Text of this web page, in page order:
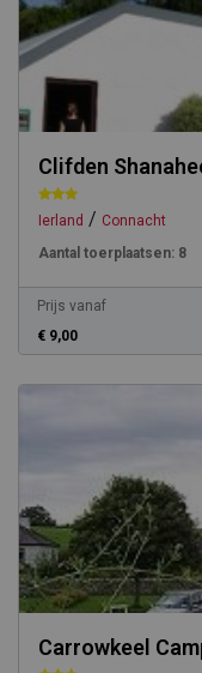
Clifden
Ierland / Connacht
Aantal toerplaatsen: 8
Prijs vanaf
€ 9,00
Carrowkeel